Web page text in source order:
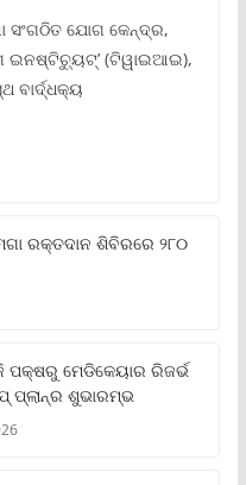
ସଂଗଠିତ ଯୋଗ କେନ୍ଦ୍ର,
ଇନଷ୍ଟିଚ୍ୟୁଟ୍‌’ (ଟିୱାଇଆଇ),
ବାର୍ଦ୍ଧକ୍ୟ
ରକ୍ତଦାନ ଶିବିରରେ ୨୮୦
ପକ୍ଷରୁ ମେଡିକେୟାର ରିଜର୍ଭ
ପ୍ଲାନ୍‌ର ଶୁଭାରମ୍ଭ